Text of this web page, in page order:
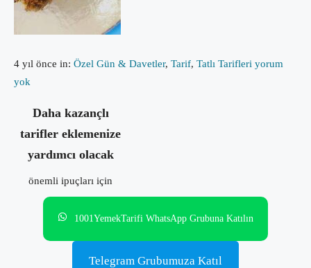
4 yıl önce in: Özel Gün & Davetler, Tarif, Tatlı Tarifleri yorum
yok
Daha kazançlı
tarifler eklemenize
yardımcı olacak
önemli ipuçları için
1001YemekTarifi WhatsApp Grubuna Katılın
Telegram Grubumuza Katıl